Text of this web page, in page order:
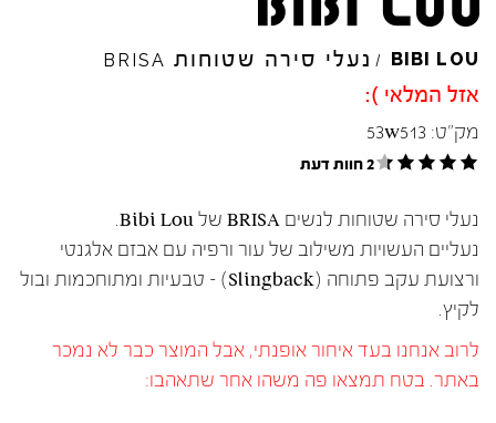
BIBI LOU
/ נעלי סירה שטוחות BRISA
אזל המלאי ):
מק"ט: 53w513
2 חוות דעת
נעלי סירה שטוחות לנשים BRISA של Bibi Lou.
נעליים העשויות משילוב של עור ורפיה עם אבזם אלגנטי
ורצועת עקב פתוחה (Slingback) – טבעיות ומתוחכמות ובול
לקיץ.
לרוב אנחנו בעד איחור אופנתי, אבל המוצר כבר לא נמכר
באתר. בטח תמצאו פה משהו אחר שתאהבו: